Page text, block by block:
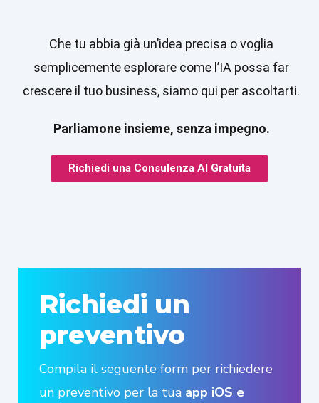
Che tu abbia già un’idea precisa o voglia
semplicemente esplorare come l’IA possa far
crescere il tuo business, siamo qui per ascoltarti.
Parliamone insieme, senza impegno.
Richiedi una Consulenza AI Gratuita
Richiedi un
preventivo
Compila il seguente form per richiedere
un preventivo per la tua app iOS e